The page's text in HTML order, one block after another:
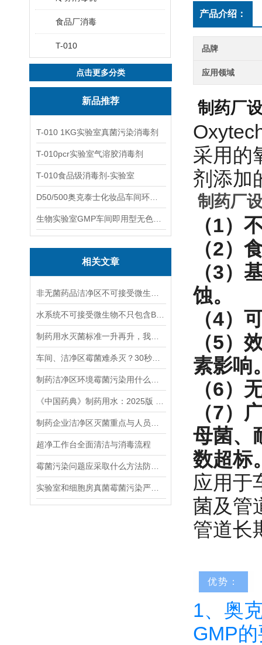
食品厂消毒
T-010
点击更多分类
新品推荐
T-010 1KG实验室真菌污染消毒剂
T-010pcr实验室气溶胶消毒剂
T-010食品级消毒剂-实验室
相关文章
超净工作台全面清洁与消毒流程
产品介绍：
品牌
应用领域
制药厂
采用的
剂添加
制药厂
（1）
（2）
（3）
蚀。
（4）
（5）
素影响
（6）
（7）
母菌、
数超标
应用于
菌及管
管道长
优势：
1、奥
GMP